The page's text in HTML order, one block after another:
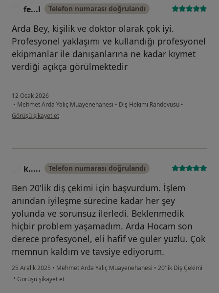
fe...l Telefon numarası doğrulandı
Arda Bey, kişilik ve doktor olarak çok iyi.
Profesyonel yaklaşımı ve kullandığı profesyonel
ekipmanlar ile danışanlarına ne kadar kıymet
verdiği açıkça görülmektedir
12 Ocak 2026
• Mehmet Arda Yalıç Muayenehanesi • Diş Hekimi Randevusu •
kullanıcının görüşüne göre fe...l
Görüşü şikayet et
k..... Telefon numarası doğrulandı
Ben 20'lik diş çekimi için başvurdum. İşlem
anından iyileşme sürecine kadar her şey
yolunda ve sorunsuz ilerledi. Beklenmedik
hiçbir problem yaşamadım. Arda Hocam son
derece profesyonel, eli hafif ve güler yüzlü. Çok
memnun kaldım ve tavsiye ediyorum.
25 Aralık 2025 • Mehmet Arda Yalıç Muayenehanesi • 20'lik Diş Çekimi
• kullanıcının görüşüne göre k.....
Görüşü şikayet et